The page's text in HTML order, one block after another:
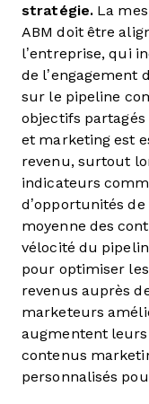
stratégie. La
ABM doit être
l’entreprise, qui
de l’engagement
sur le pipeline
objectifs
et marketing est
revenu, surtout
indicateurs
d’opportunités
moyenne des
vélocité du
pour optimiser
revenus auprès
marketeurs
augmentent leurs
contenus
personnalisés